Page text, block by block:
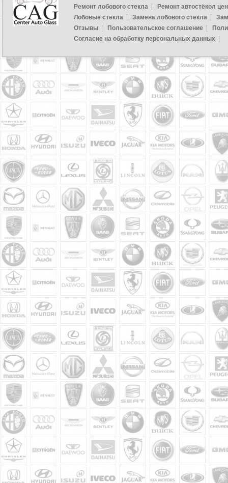
Ремонт лобового стекла
Ремонт автостёкол
Лобовые стёкла
Замена лобового стекла
Отзывы
Пользовательское соглашение
Согласие на обработку персональных данных